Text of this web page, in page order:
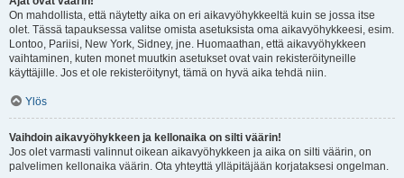
On mahdollista, että näytetty aika on eri aikavyöhykkeeltä kuin se jossa itse
olet. Tässä tapauksessa valitse omista asetuksista oma aikavyöhykkeesi, esim.
Lontoo, Pariisi, New York, Sidney, jne. Huomaathan, että aikavyöhykkeen
vaihtaminen, kuten monet muutkin asetukset ovat vain rekisteröityneille
käyttäjille. Jos et ole rekisteröitynyt, tämä on hyvä aika tehdä niin.
Ylös
Vaihdoin aikavyöhykkeen ja kellonaika on silti väärin!
Jos olet varmasti valinnut oikean aikavyöhykkeen ja aika on silti väärin, on
palvelimen kellonaika väärin. Ota yhteyttä ylläpitäjään korjataksesi ongelman.